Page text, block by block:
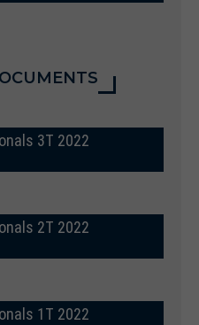
3T 2022
2T 2022
1T 2022